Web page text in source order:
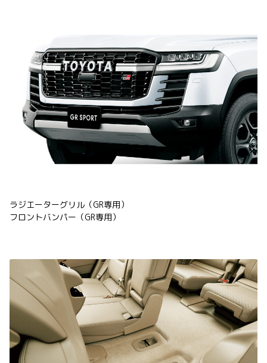
ラジエーターグリル（GR専用）
フロントバンパー（GR専用）